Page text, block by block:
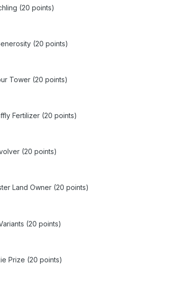
(20 points)
(20 points)
Tower (20 points)
Fertilizer (20 points)
(20 points)
Land Owner (20 points)
(20 points)
Prize (20 points)